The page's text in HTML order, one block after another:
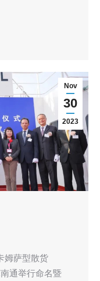
Nov
30
2023
姆萨型散货
通举行命名暨